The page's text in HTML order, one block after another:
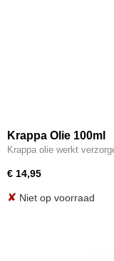
Krappa Olie 100ml
Krappa olie werkt
€ 14,95
✘ Niet op voorraad